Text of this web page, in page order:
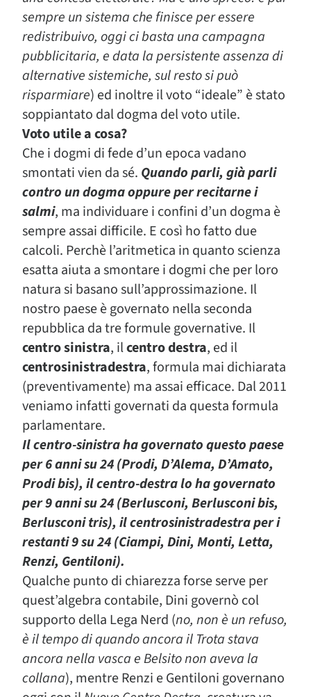
sempre un sistema che finisce per essere
redistribuivo, oggi ci basta una campagna
pubblicitaria, e data la persistente assenza di
alternative sistemiche, sul resto si può
risparmiare) ed inoltre il voto “ideale” è stato
soppiantato daldogma del voto utile.
Voto utile a cosa?
Che i dogmi di fede d’un epoca vadano
smontati vien da sé. Quando parli, già parli
contro un dogma oppure per recitarne i
salmi, ma individuare i confini d’un dogma è
sempre assai difficile. E così ho fatto due
calcoli. Perchè l’aritmetica in quanto scienza
esatta aiuta a smontare i dogmi che per loro
natura si basano sull’approssimazione. Il
nostro paese è governato nella seconda
repubblica da tre formule governative. Il
centro sinistra, ilcentro destra, ed il
centrosinistradestra,formula mai dichiarata
(preventivamente) ma assai efficace. Dal 2011
veniamo infatti governati da questa formula
parlamentare.
Ilcentro-sinistraha governato questo paese
per 6 anni su 24 (Prodi, D’Alema, D’Amato,
Prodi bis), ilcentro-destralo ha governato
per 9 anni su 24 (Berlusconi, Berlusconi bis,
Berlusconi tris), ilcentrosinistradestraper i
restanti 9 su 24 (Ciampi, Dini, Monti, Letta,
Renzi, Gentiloni).
Qualche punto di chiarezza forse serve per
quest’algebra contabile, Dini governò col
supporto della Lega Nerd (no, non è un refuso,
è il tempo di quando ancora il Trota stava
ancora nella vasca e Belsito non aveva la
collana), mentre Renzi e Gentiloni governano